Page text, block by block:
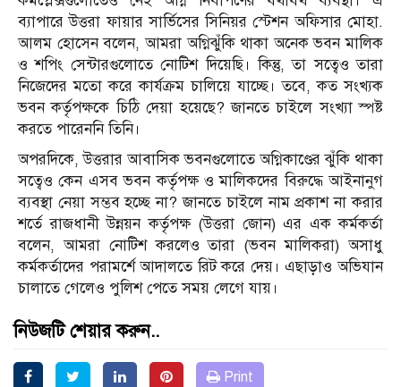
ব্যাপারে উত্তরা ফায়ার সার্ভিসের সিনিয়র স্টেশন অফিসার মোহা.
আলম হোসেন বলেন, আমরা অগ্নিঝুঁকি থাকা অনেক ভবন মালিক
ও শপিং সেন্টারগুলোতে নোটিশ দিয়েছি। কিন্তু, তা সত্বেও তারা
নিজেদের মতো করে কার্যক্রম চালিয়ে যাচ্ছে। তবে, কত সংখ্যক
ভবন কর্তৃপক্ষকে চিঠি দেয়া হয়েছে? জানতে চাইলে সংখ্যা স্পষ্ট
করতে পারেননি তিনি।
অপরদিকে, উত্তরার আবাসিক ভবনগুলোতে অগ্নিকাণ্ডের ঝুঁকি থাকা
সত্বেও কেন এসব ভবন কর্তৃপক্ষ ও মালিকদের বিরুদ্ধে আইনানুগ
ব্যবস্থা নেয়া সম্ভব হচ্ছে না? জানতে চাইলে নাম প্রকাশ না করার
শর্তে রাজধানী উন্নয়ন কর্তৃপক্ষ (উত্তরা জোন) এর এক কর্মকর্তা
বলেন, আমরা নোটিশ করলেও তারা (ভবন মালিকরা) অসাধু
কর্মকর্তাদের পরামর্শে আদালতে রিট করে দেয়। এছাড়াও অভিযান
চালাতে গেলেও পুলিশ পেতে সময় লেগে যায়।
নিউজটি শেয়ার করুন..
Print